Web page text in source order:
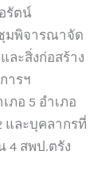
รัตน์
มพิจารณาจัด
ะสิ่งก่อสร้าง
ารฯ
5 อำเภอ
และบุคลากรที่
4 สพป.ตรัง